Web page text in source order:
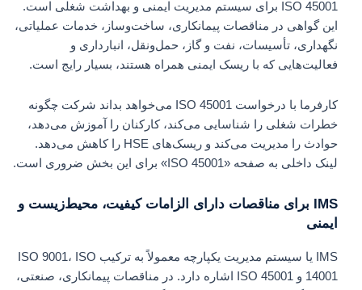
ISO 45001 برای سیستم مدیریت ایمنی و بهداشت شغلی است.
این گواهی در مناقصات پیمانکاری، ساخت‌وساز، خدمات عملیاتی،
نگهداری، تأسیسات، نفت و گاز، حمل‌ونقل، انبارداری و
فعالیت‌هایی که با ریسک ایمنی همراه هستند، بسیار رایج است.
کارفرما با درخواست ISO 45001 می‌خواهد بداند شرکت چگونه
خطرات شغلی را شناسایی می‌کند، کارکنان را آموزش می‌دهد،
حوادث را مدیریت می‌کند و ریسک‌های HSE را کاهش می‌دهد.
لینک داخلی به صفحه «ISO 45001» برای این بخش ضروری است.
IMS برای مناقصات دارای الزامات کیفیت، محیط‌زیست و
ایمنی
IMS یا سیستم مدیریت یکپارچه معمولاً به ترکیب ISO 9001، ISO
14001 و ISO 45001 اشاره دارد. در مناقصات پیمانکاری، صنعتی،